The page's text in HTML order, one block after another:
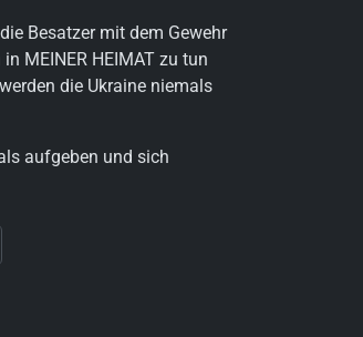
Besatzer mit dem Gewehr
MEINER HEIMAT zu tun
die Ukraine niemals
aufgeben und sich